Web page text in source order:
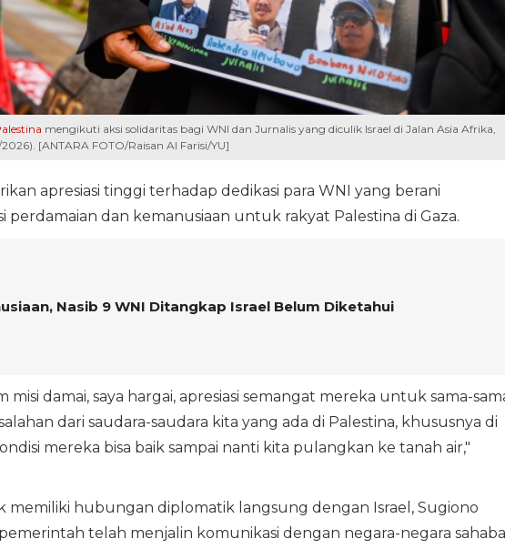
mengikuti aksi solidaritas bagi WNI dan Jurnalis yang diculik Israel di Jalan Asia Afrika,
[ANTARA FOTO/Raisan Al Farisi/YU]
apresiasi tinggi terhadap dedikasi para WNI yang berani
perdamaian dan kemanusiaan untuk rakyat Palestina di Gaza.
Nasib 9 WNI Ditangkap Israel Belum Diketahui
misi damai, saya hargai, apresiasi semangat mereka untuk sama-
dari saudara-saudara kita yang ada di Palestina, khususnya di
mereka bisa baik sampai nanti kita pulangkan ke tanah air,"
memiliki hubungan diplomatik langsung dengan Israel, Sugiono
telah menjalin komunikasi dengan negara-negara